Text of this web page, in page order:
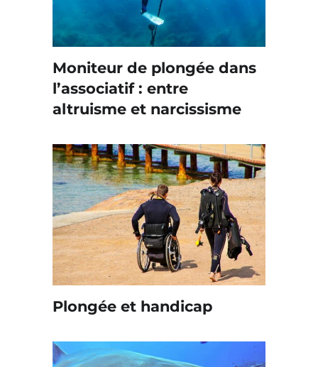
Moniteur de plongée dans
l’associatif : entre
altruisme et narcissisme
Plongée et handicap